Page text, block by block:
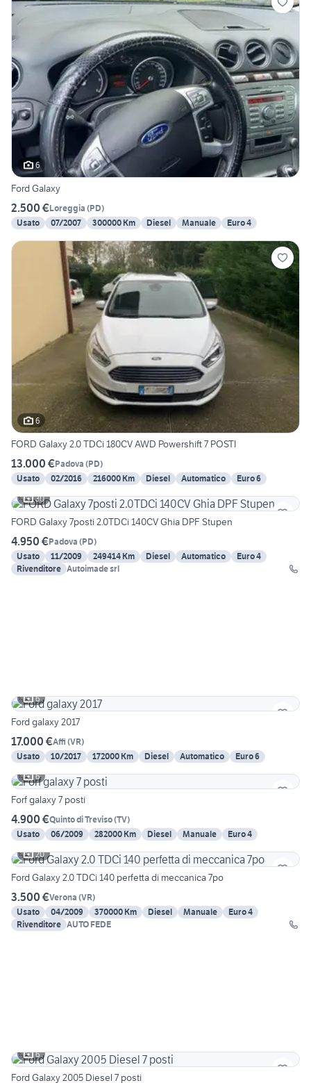
6
Ford Galaxy
2.500 €Loreggia (PD)
Usato
07/2007 300000 Km Diesel Manuale Euro 4
6
FORD Galaxy 2.0 TDCi 180CV AWD Powershift 7 POSTI
13.000 €Padova (PD)
Usato
02/2016 216000 Km Diesel Automatico
Euro 6
30
FORD Galaxy 7posti 2.0TDCi 140CV Ghia DPF Stupen
4.950 €Padova (PD)
Usato
11/2009 249414 Km Diesel Automatico
Euro 4
Rivenditore Autoimade srl
6
Ford galaxy 2017
17.000 €Affi (VR)
Usato
10/2017 172000 Km Diesel Automatico
Euro 6
6
Forf galaxy 7 posti
4.900 €Quinto di Treviso(TV)
Usato
06/2009 282000 Km Diesel Manuale
Euro 4
20
Ford Galaxy 2.0 TDCi 140 perfetta di meccanica 7po
3.500 €Verona (VR)
Usato
04/2009 370000 Km Diesel Manuale
Euro 4
Rivenditore AUTO FEDE
6
Ford Galaxy 2005 Diesel 7 posti